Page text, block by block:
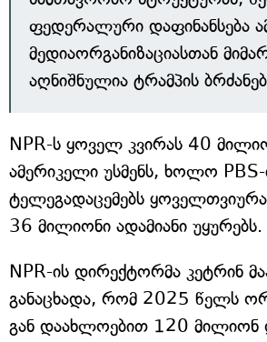
ფედერალური დაფინანსება
მედიაორგანიზაციასთან
აღნიშნულია ტრამპის
NPR-ს ყოველ კვირას 40
ამერიკელი უსმენს, ხოლო PBS-
ტელეგადაცემებს
36 მილიონი ადამიანი უყურებს.
NPR-ის დირექტორმა კეტრინ
განაცხადა, რომ 2025 წელს
გან დაახლოებით 120